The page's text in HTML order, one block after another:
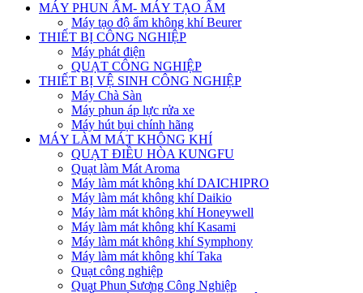
MÁY PHUN ẨM- MÁY TẠO ẨM
Máy tạo độ ẩm không khí Beurer
THIẾT BỊ CÔNG NGHIỆP
Máy phát điện
QUẠT CÔNG NGHIỆP
THIẾT BỊ VỆ SINH CÔNG NGHIỆP
Máy Chà Sàn
Máy phun áp lực rửa xe
Máy hút bụi chính hãng
MÁY LÀM MÁT KHÔNG KHÍ
QUẠT ĐIỀU HÒA KUNGFU
Quạt làm Mát Aroma
Máy làm mát không khí DAICHIPRO
Máy làm mát không khí Daikio
Máy làm mát không khí Honeywell
Máy làm mát không khí Kasami
Máy làm mát không khí Symphony
Máy làm mát không khí Taka
Quạt công nghiệp
Quạt Phun Sương Công Nghiệp